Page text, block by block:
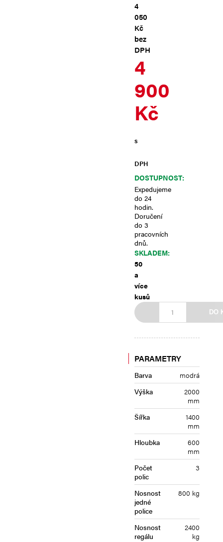
4
050
Kč
bez
DPH
4
900
Kč
s
DPH
DOSTUPNOST:
Expedujeme
do 24
hodin.
Doručení
do 3
pracovních
dnů.
SKLADEM:
50
a
více
kusů
DO
PARAMETRY
Barva
modrá
Výška
2000
mm
Šířka
1400
mm
Hloubka
600
mm
Počet
polic
3
Nosnost
jedné
police
800 kg
Nosnost
regálu
2400
kg